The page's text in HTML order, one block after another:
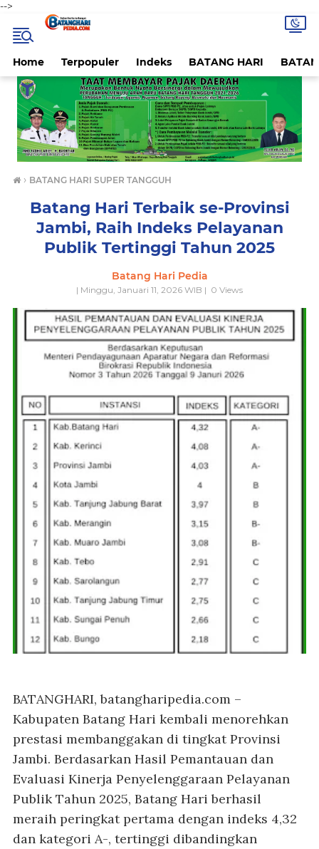
-->
Home Terpopuler Indeks BATANG HARI
› BATANG HARI SUPER TANGGUH
Batang Hari Terbaik se-Provinsi
Jambi, Raih Indeks Pelayanan
Publik Tertinggi Tahun 2025
Batang Hari Pedia
| Minggu, Januari 11, 2026 WIB | 0 Views
BATANGHARI, batangharipedia.com –
Kabupaten Batang Hari kembali menorehkan
prestasi membanggakan di tingkat Provinsi
Jambi. Berdasarkan Hasil Pemantauan dan
Evaluasi Kinerja Penyelenggaraan Pelayanan
Publik Tahun 2025, Batang Hari berhasil
meraih peringkat pertama dengan indeks 4,32
dan kategori A-, tertinggi dibandingkan